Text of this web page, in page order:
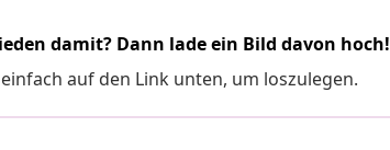
damit? Dann lade ein Bild davon hoch!
auf den Link unten, um loszulegen.